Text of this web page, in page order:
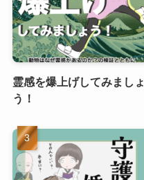
霊感を爆上げしてみましょ
う！